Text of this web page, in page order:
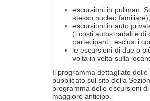
escursioni in pullman:
stesso nucleo
escursioni in auto
(i costi autostradali e di
partecipanti, esclusi i
le escursioni di due o
volta in volta sulla
Il programma dettagliato
pubblicato sul sito della
programma delle escursioni
maggiore anticipo.